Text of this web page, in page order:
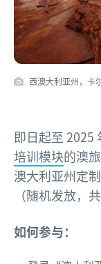
西澳大利亚州，卡
即日起至 2025
培训模块的澳
澳大利亚州定
（随机发放，
如何参与：